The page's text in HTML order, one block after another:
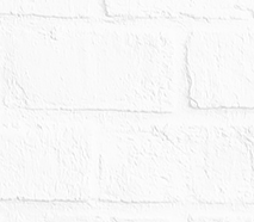
斯費或管理費用，應
提出爭執或聲明異
測結果為準，拍定後債
價金或聲請撤銷拍